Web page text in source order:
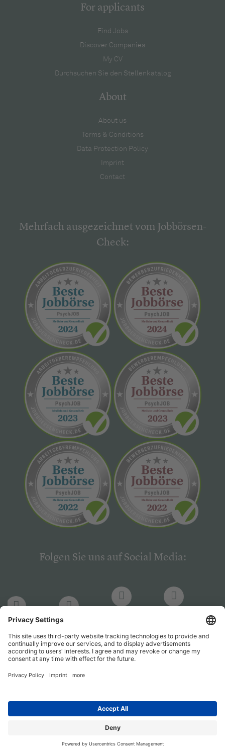
For applicants
Find Jobs
Discover Companies
My CV
Durchsuchen Sie den Stellenkatalog
About
About us
Terms & Conditions
Data Protection Policy
Imprint
Contact
Mehrfach ausgezeichnet vom Jobbörsen-
Check:
Folgen Sie uns auf Social Media:
LinkedIn
PsychJOB PsychJOB
Hogrefe
Verlag
Hogrefe
Verlag
Entwickelt durchJobiqo